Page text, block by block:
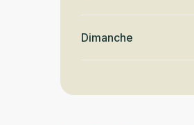
Dimanche